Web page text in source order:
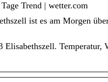
Trend | wetter.com
ist es am Morgen